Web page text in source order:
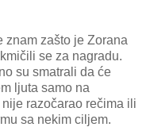
znam zašto je Zorana
se za nagradu.
su smatrali da će
ljuta samo na
razočarao rečima ili
sa nekim ciljem.